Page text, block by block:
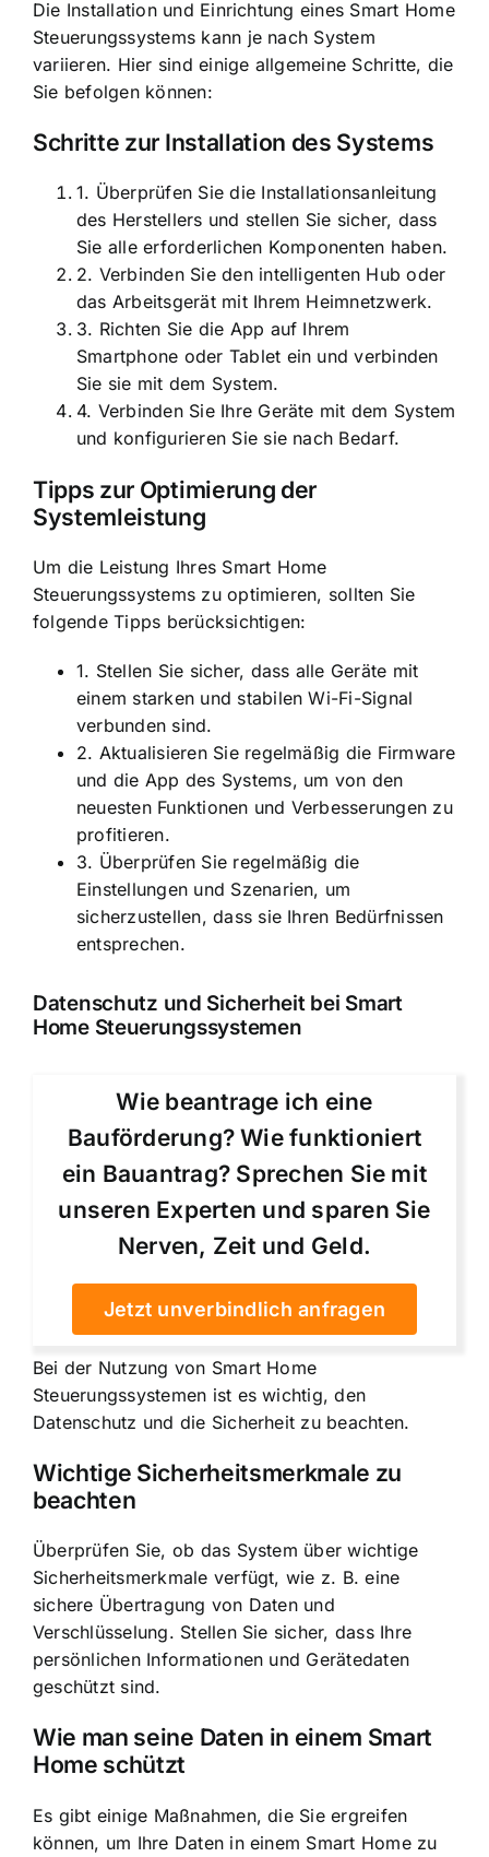
Die Installation und Einrichtung eines Smart Home
Steuerungssystems kann je nach System
variieren. Hier sind einige allgemeine Schritte, die
Sie befolgen können:
Schritte zur Installation des Systems
1. Überprüfen Sie die Installationsanleitung
des Herstellers und stellen Sie sicher, dass
Sie alle erforderlichen Komponenten haben.
2. Verbinden Sie den intelligenten Hub oder
das Arbeitsgerät mit Ihrem Heimnetzwerk.
3. Richten Sie die App auf Ihrem
Smartphone oder Tablet ein und verbinden
Sie sie mit dem System.
4. Verbinden Sie Ihre Geräte mit dem System
und konfigurieren Sie sie nach Bedarf.
Tipps zur Optimierung der
Systemleistung
Um die Leistung Ihres Smart Home
Steuerungssystems zu optimieren, sollten Sie
folgende Tipps berücksichtigen:
1. Stellen Sie sicher, dass alle Geräte mit
einem starken und stabilen Wi-Fi-Signal
verbunden sind.
2. Aktualisieren Sie regelmäßig die Firmware
und die App des Systems, um von den
neuesten Funktionen und Verbesserungen zu
profitieren.
3. Überprüfen Sie regelmäßig die
Einstellungen und Szenarien, um
sicherzustellen, dass sie Ihren Bedürfnissen
entsprechen.
Datenschutz und Sicherheit bei Smart
Home Steuerungssystemen
Wie beantrage ich eine
Bauförderung? Wie funktioniert
ein Bauantrag? Sprechen Sie mit
unseren Experten und sparen Sie
Nerven, Zeit und Geld.
Jetzt unverbindlich anfragen
Bei der Nutzung von Smart Home
Steuerungssystemen ist es wichtig, den
Datenschutz und die Sicherheit zu beachten.
Wichtige Sicherheitsmerkmale zu
beachten
Überprüfen Sie, ob das System über wichtige
Sicherheitsmerkmale verfügt, wie z. B. eine
sichere Übertragung von Daten und
Verschlüsselung. Stellen Sie sicher, dass Ihre
persönlichen Informationen und Gerätedaten
geschützt sind.
Wie man seine Daten in einem Smart
Home schützt
Es gibt einige Maßnahmen, die Sie ergreifen
können, um Ihre Daten in einem Smart Home zu